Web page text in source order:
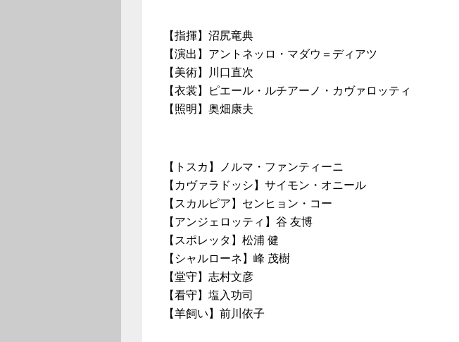
【指揮】沼尻竜典
【演出】アントネッロ・マダウ＝ディアツ
【美術】川口直次
【衣裳】ピエール・ルチアーノ・カヴァロッティ
【照明】奥畑康夫
【トスカ】ノルマ・ファンティーニ
【カヴァラドッシ】サイモン・オニール
【スカルピア】センヒョン・コー
【アンジェロッティ】谷 友博
【スポレッタ】松浦 健
【シャルローネ】峰 茂樹
【堂守】志村文彦
【看守】塩入功司
【羊飼い】前川依子